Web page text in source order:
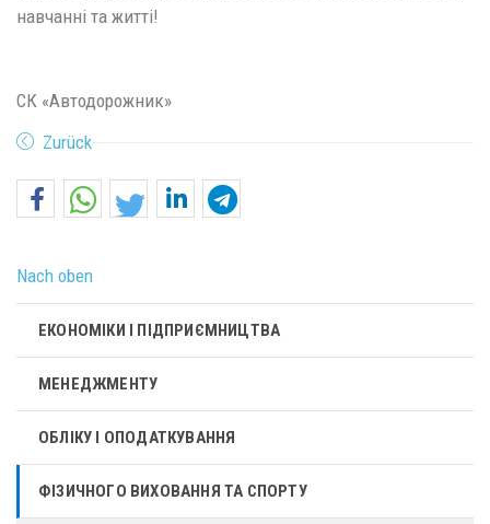
навчанні та житті!
СК «Автодорожник»
Zurück
Nach oben
ЕКОНОМІКИ І ПІДПРИЄМНИЦТВА
МЕНЕДЖМЕНТУ
ОБЛІКУ І ОПОДАТКУВАННЯ
ФІЗИЧНОГО ВИХОВАННЯ ТА СПОРТУ